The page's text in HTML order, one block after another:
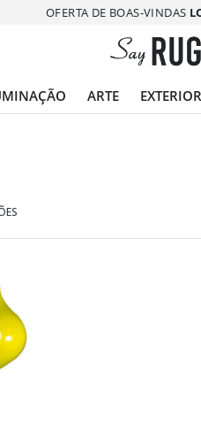
OFERTA DE BOAS-VINDAS
ARTE EXTERIOR